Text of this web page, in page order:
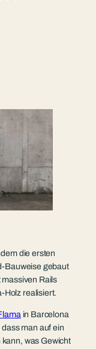
die ersten
Bauweise gebaut
Rails
Holz realisiert.
in Barcelona
man auf ein
was Gewicht